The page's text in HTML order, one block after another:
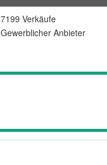
7199 Verkäufe
Gewerblicher Anbieter